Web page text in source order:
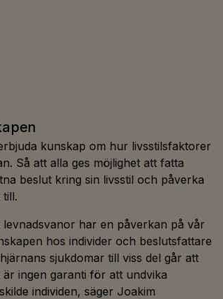
kunskap om hur livsstilsfaktorer
Så att alla ges möjlighet att fatta
beslut kring sin livsstil och påverka
har en påverkan på vår
hos individer och beslutsfattare
sjukdomar till viss del går att
ingen garanti för att undvika
individen, säger Joakim